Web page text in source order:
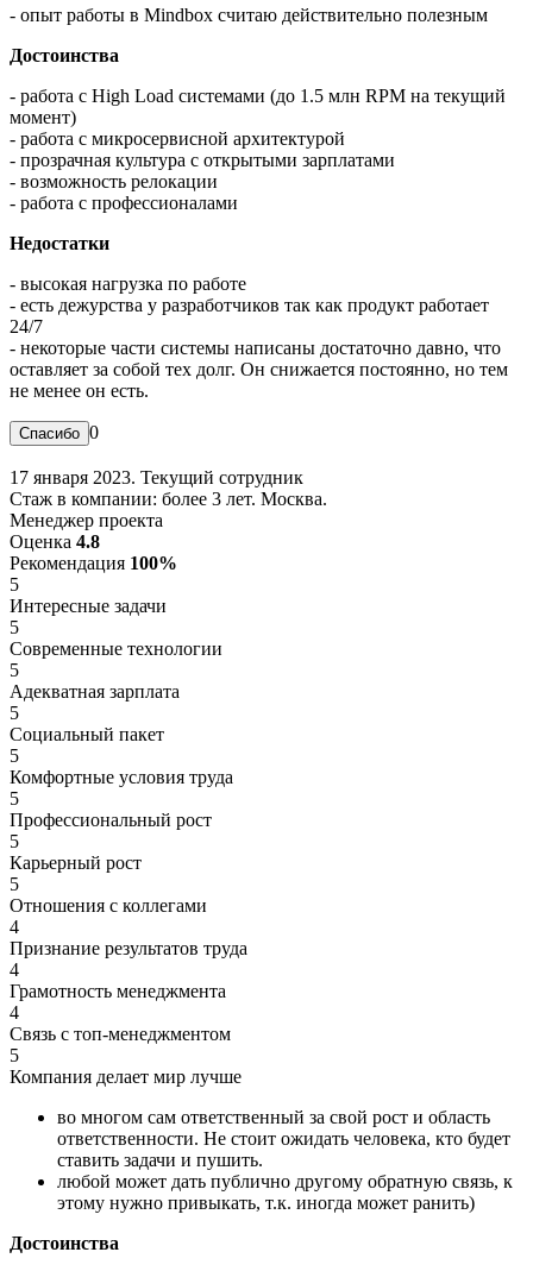
- опыт работы в Mindbox считаю действительно полезным
Достоинства
- работа с High Load системами (до 1.5 млн RPM на текущий
момент)
- работа с микросервисной архитектурой
- прозрачная культура с открытыми зарплатами
- возможность релокации
- работа с профессионалами
Недостатки
- высокая нагрузка по работе
- есть дежурства у разработчиков так как продукт работает
24/7
- некоторые части системы написаны достаточно давно, что
оставляет за собой тех долг. Он снижается постоянно, но тем
не менее он есть.
0
17 января 2023. Текущий сотрудник
Стаж в компании: более 3 лет. Москва.
Менеджер проекта
Оценка 4.8
Рекомендация 100%
5
Интересные задачи
5
Современные технологии
5
Адекватная зарплата
5
Социальный пакет
5
Комфортные условия труда
5
Профессиональный рост
5
Карьерный рост
5
Отношения с коллегами
4
Признание результатов труда
4
Грамотность менеджмента
4
Связь с топ-менеджментом
5
Компания делает мир лучше
во многом сам ответственный за свой рост и область
ответственности. Не стоит ожидать человека, кто будет
ставить задачи и пушить.
любой может дать публично другому обратную связь, к
этому нужно привыкать, т.к. иногда может ранить)
Достоинства